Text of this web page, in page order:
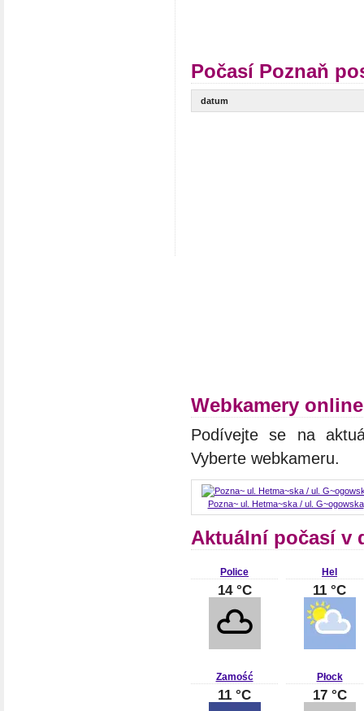
Počasí Poznaň
datum
Webkamery
Podívejte se na
Vyberte webkameru.
Pozna~ ul. Hetma~ska / ul. G~ogowska
Aktuální počasí v
Police
14 °C
Hel
11 °C
Zamość
11 °C
Płock
17 °C